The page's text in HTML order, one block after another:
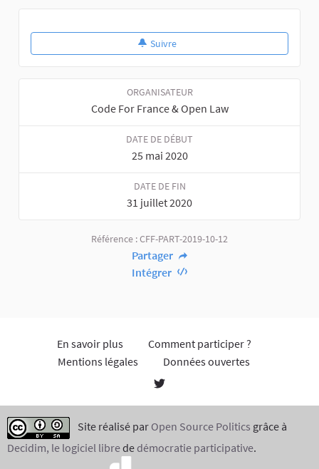
Suivre
ORGANISATEUR
Code For France & Open Law
DATE DE DÉBUT
25 mai 2020
DATE DE FIN
31 juillet 2020
Référence : CFF-PART-2019-10-12
Partager
Intégrer
En savoir plus
Comment participer ?
Mentions légales
Données ouvertes
Site réalisé par Open Source Politics grâce à
Decidim, le logiciel librededémocratie participative.